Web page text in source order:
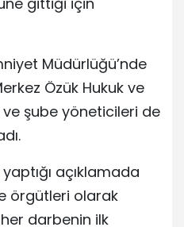
Müdürlüğü’nde
Özük Hukuk ve
ve şube yöneticileri de
açıklamada
örgütleri olarak
darbenin ilk